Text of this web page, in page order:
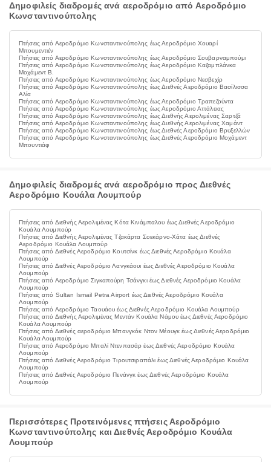
Δημοφιλείς διαδρομές ανά αεροδρόμιο από Αεροδρόμιο
Κωνσταντινούπολης
Πτήσεις από Αεροδρόμιο Κωνσταντινούπολης έως Αεροδρόμιο Χουαρί
Μπουμεντιέν
Πτήσεις από Αεροδρόμιο Κωνσταντινούπολης έως Αεροδρόμιο Σουβαρναμπούμι
Πτήσεις από Αεροδρόμιο Κωνσταντινούπολης έως Αεροδρόμιο Καζαμπλάνκα
Μοχάμεντ Β.
Πτήσεις από Αεροδρόμιο Κωνσταντινούπολης έως Αεροδρόμιο Νεσβεχίρ
Πτήσεις από Αεροδρόμιο Κωνσταντινούπολης έως Διεθνές Αεροδρόμιο Βασίλισσα
Αλία
Πτήσεις από Αεροδρόμιο Κωνσταντινούπολης έως Αεροδρόμιο Τραπεζούντα
Πτήσεις από Αεροδρόμιο Κωνσταντινούπολης έως Αεροδρόμιο Αττάλειας
Πτήσεις από Αεροδρόμιο Κωνσταντινούπολης έως Διεθνής Αερολιμένας Σαρτζά
Πτήσεις από Αεροδρόμιο Κωνσταντινούπολης έως Διεθνής Αερολιμένας Χαμάντ
Πτήσεις από Αεροδρόμιο Κωνσταντινούπολης έως Διεθνές Αεροδρόμιο Βρυξελλών
Πτήσεις από Αεροδρόμιο Κωνσταντινούπολης έως Διεθνές Αεροδρόμιο Μοχάμεντ
Μπουντιάφ
Δημοφιλείς διαδρομές ανά αεροδρόμιο προς Διεθνές
Αεροδρόμιο Κουάλα Λουμπούρ
Πτήσεις από Διεθνής Αερολιμένας Κότα Κινάμπαλου έως Διεθνές Αεροδρόμιο
Κουάλα Λουμπούρ
Πτήσεις από Διεθνής Αερολιμένας Τζακάρτα Σοεκάρνο-Χάτα έως Διεθνές
Αεροδρόμιο Κουάλα Λουμπούρ
Πτήσεις από Διεθνές Αεροδρόμιο Κουτσίνκ έως Διεθνές Αεροδρόμιο Κουάλα
Λουμπούρ
Πτήσεις από Διεθνές Αεροδρόμιο Λανγκάουι έως Διεθνές Αεροδρόμιο Κουάλα
Λουμπούρ
Πτήσεις από Αεροδρόμιο Σιγκαπούρη Τσάνγκι έως Διεθνές Αεροδρόμιο Κουάλα
Λουμπούρ
Πτήσεις από Sultan Ismail Petra Airport έως Διεθνές Αεροδρόμιο Κουάλα
Λουμπούρ
Πτήσεις από Αεροδρόμιο Ταουάου έως Διεθνές Αεροδρόμιο Κουάλα Λουμπούρ
Πτήσεις από Διεθνής Αερολιμένας Μεντάν Κουάλα Νάμου έως Διεθνές Αεροδρόμιο
Κουάλα Λουμπούρ
Πτήσεις από Διεθνές αεροδρόμιο Μπανγκόκ Ντον Μέουγκ έως Διεθνές Αεροδρόμιο
Κουάλα Λουμπούρ
Πτήσεις από Αεροδρόμιο Μπαλί Ντενπασάρ έως Διεθνές Αεροδρόμιο Κουάλα
Λουμπούρ
Πτήσεις από Διεθνές Αεροδρόμιο Τιρουτσιραπάλι έως Διεθνές Αεροδρόμιο Κουάλα
Λουμπούρ
Πτήσεις από Διεθνές Αεροδρόμιο Πενάνγκ έως Διεθνές Αεροδρόμιο Κουάλα
Λουμπούρ
Περισσότερες Προτεινόμενες πτήσεις Αεροδρόμιο
Κωνσταντινούπολης και Διεθνές Αεροδρόμιο Κουάλα
Λουμπούρ